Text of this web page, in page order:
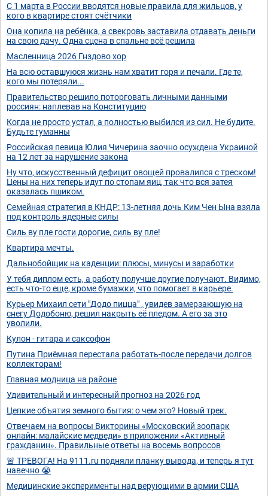
С 1 марта в России вводятся новые правила для жильцов, у
кого в квартире стоят счётчики
Она копила на ребёнка, а свекровь заставила отдавать деньги
на свою дачу. Одна сцена в спальне всё решила
Масленница 2026 Гнздово хор
Hа всю оставшуюся жизнь нам хватит горя и печали. Где те,
кого мы потеряли...
Правительство решило поторговать личными данными
россиян: наплевав на Конституцию
Когда не просто устал, а полностью выбился из сил. Не будите.
Будьте гуманны
Российская певица Юлия Чичерина заочно осуждена Украиной
на 12 лет за нарушение закона
Ну что, искусственный дефицит овощей провалился с треском!
Цены на них теперь идут по стопам яиц, так что вся затея
оказалась пшиком.
Семейная стратегия в КНДР: 13-летняя дочь Ким Чен Ына взяла
под контроль ядерные силы
Силь ву пле гости дорогие, силь ву пле!
Квартира мечты.
Дальнобойщик на каденции: плюсы, минусы и заработки
У тебя диплом есть, а работу получше другие получают. Видимо,
есть что-то еще, кроме бумажки, что помогает в карьере.
Курьер Михаил сети "Додо пицца" , увидев замерзающую на
снегу Додобоню, решил накрыть её пледом. А его за это
уволили.
Кулон - гитара и саксофон
Путина Приёмная перестала работать-после передачи долгов
коллекторам!
Главная модница на районе
Удивительный и интересный прогноз на 2026 год
Цепкие объятия земного бытия: о чем это? Новый трек.
Отвечаем на вопросы Викторины «Московский зоопарк
онлайн: малайские медведи» в приложении «Активный
гражданин». Правильные ответы на восемь вопросов
🚨 ТРЕВОГА! На 9111.ru подняли планку вывода, и теперь я тут
навечно 😭
Медицинские эксперименты над верующими в армии США